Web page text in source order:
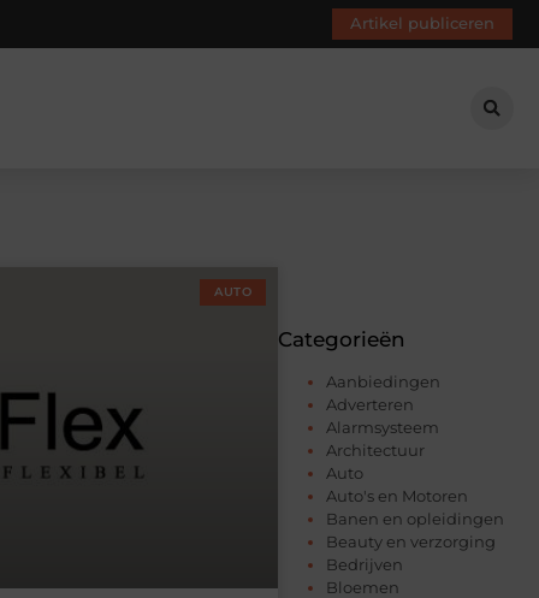
Artikel publiceren
AUTO
Categorieën
Aanbiedingen
Adverteren
Alarmsysteem
Architectuur
Auto
Auto's en Motoren
Banen en opleidingen
Beauty en verzorging
Bedrijven
Bloemen